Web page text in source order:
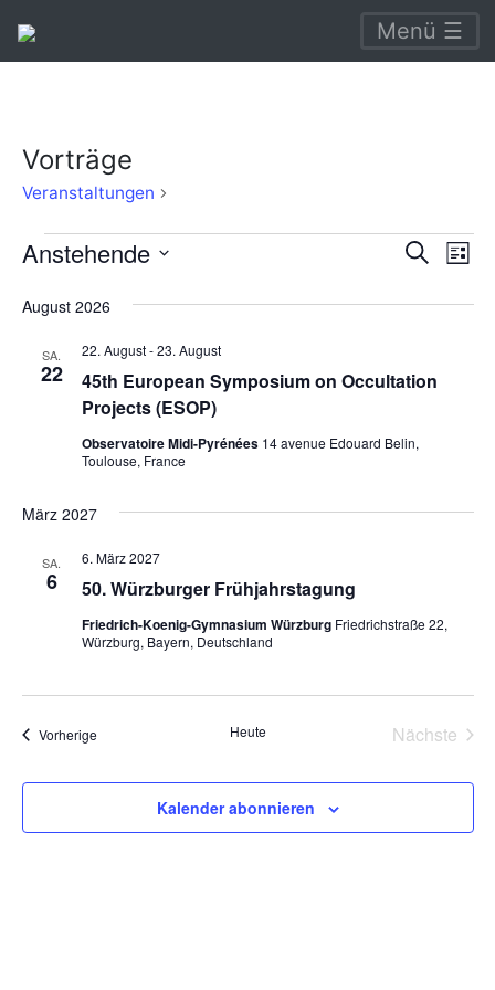
Menü ☰
Vorträge
Veranstaltungen
Veranstaltungen SucheListe
Anstehende
wählen.
August 2026
SA.
22
45th European Symposium on Occultation
Projects (ESOP)
22. August-23. August
Observatoire Midi-Pyrénées 14 avenue Edouard Belin,
Toulouse, France
März 2027
SA.
6 50. Würzburger Frühjahrstagung
6. März 2027
Friedrich-Koenig-Gymnasium Würzburg Friedrichstraße 22,
Würzburg, Bayern, Deutschland
VorherigeVeranstaltungen Heute
Nächste
Kalender abonnieren